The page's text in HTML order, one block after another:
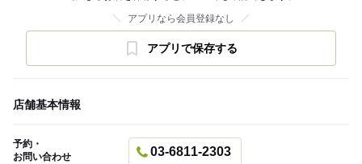
アプリなら会員登録なし
アプリで保存する
店舗基本情報
予約・
お問い合わせ
03-6811-2303